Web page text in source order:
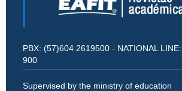
PBX: (57)604 2619500 - NATIONAL
900
Supervised by the ministry of education